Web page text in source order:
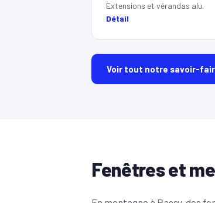
Extensions et vérandas alu.
Détail
Voir tout notre savoir-
Fenêtres et